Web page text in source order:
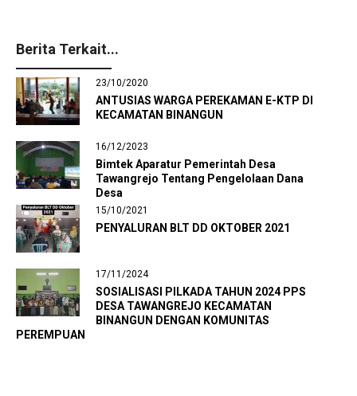
Berita Terkait...
23/10/2020
ANTUSIAS WARGA PEREKAMAN E-KTP DI
KECAMATAN BINANGUN
16/12/2023
Bimtek Aparatur Pemerintah Desa
Tawangrejo Tentang Pengelolaan Dana
Desa
15/10/2021
PENYALURAN BLT DD OKTOBER 2021
17/11/2024
SOSIALISASI PILKADA TAHUN 2024 PPS
DESA TAWANGREJO KECAMATAN
BINANGUN DENGAN KOMUNITAS
PEREMPUAN